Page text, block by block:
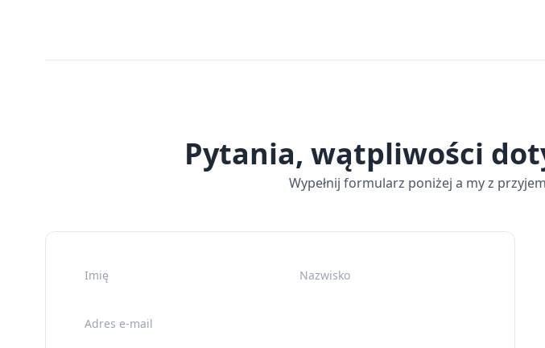
Pytania, wątpliwości
Wypełnij formularz poniżej a my z
Nazwisko
Adres e-mail